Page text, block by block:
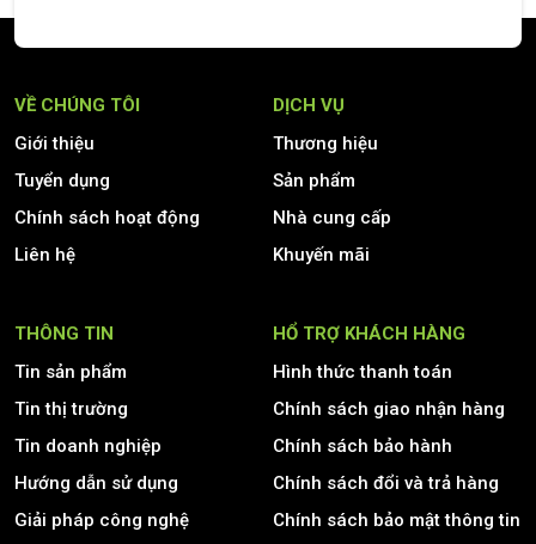
VỀ CHÚNG TÔI
Giới thiệu
Tuyển dụng
Chính sách hoạt động
Liên hệ
DỊCH VỤ
Thương hiệu
Sản phẩm
Nhà cung cấp
Khuyến mãi
THÔNG TIN
Tin sản phẩm
Tin thị trường
Tin doanh nghiệp
Hướng dẫn sử dụng
Giải pháp công nghệ
HỔ TRỢ KHÁCH HÀNG
Hình thức thanh toán
Chính sách giao nhận hàng
Chính sách bảo hành
Chính sách đổi và trả hàng
Chính sách bảo mật thông tin